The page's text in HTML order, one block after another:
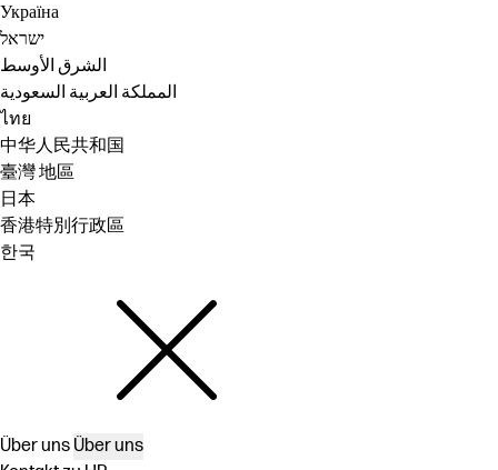
Україна
ישראל
الشرق الأوسط
المملكة العربية السعودية
ไทย
中华人民共和国
臺灣 地區
日本
香港特別行政區
한국
Über uns Über uns